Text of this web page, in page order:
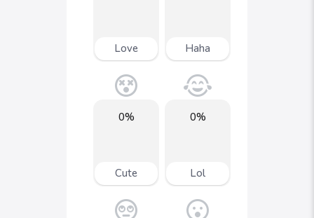
Haha
Love
0%
Lol
0%
Cute